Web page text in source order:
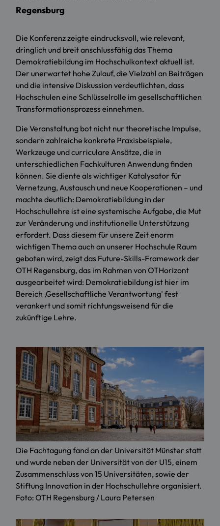
Regensburg
Die Konferenz zeigte eindrucksvoll, wie relevant,
dringlich und breit anschlussfähig das Thema
Demokratiebildung im Hochschulkontext aktuell ist.
Der unerwartet hohe Zulauf, die Vielzahl an Beiträgen
und die intensive Diskussion verdeutlichten, dass
Hochschulen eine Schlüsselrolle im gesellschaftlichen
Transformationsprozess einnehmen.
Die Veranstaltung bot nicht nur theoretische Impulse,
sondern zahlreiche konkrete Praxisbeispiele,
Werkzeuge und curriculare Ansätze, die in
unterschiedlichen Fachkulturen Anwendung finden
können. Sie diente als wichtiger Katalysator für
Vernetzung, Austausch und neue Kooperationen – und
machte deutlich: Demokratiebildung in der
Hochschullehre ist eine systemische Aufgabe, die Mut
zur Veränderung und institutionelle Unterstützung
erfordert. Dass diesem für unsere Zeit enorm
wichtigen Thema auch an unserer Hochschule Raum
geboten wird, zeigt das Future-Skills-Framework der
OTH Regensburg, das im Rahmen von OTHorizont
ausgearbeitet wird: Demokratiebildung ist hier im
Bereich ,Gesellschaftliche Verantwortung' fest
verankert und somit richtungsweisend für die
zukünftige Lehre.
Die Fachtagung fand an der Universität Münster statt
und wurde neben der Universität von der U15, einem
Zusammenschluss von 15 Universitäten, sowie der
Stiftung Innovation in der Hochschullehre organisiert.
Foto: OTH Regensburg / Laura Petersen